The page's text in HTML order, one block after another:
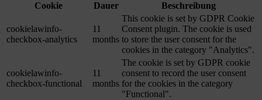
Cookie
Dauer Beschreibung
cookielawinfo-
checkbox-analytics
11
months
This cookie is set by GDPR Cookie
Consent plugin. The cookie is used
to store the user consent for the
cookies in the category "Analytics".
cookielawinfo-
checkbox-functional
11
months
The cookie is set by GDPR cookie
consent to record the user consent
for the cookies in the category
"Functional".